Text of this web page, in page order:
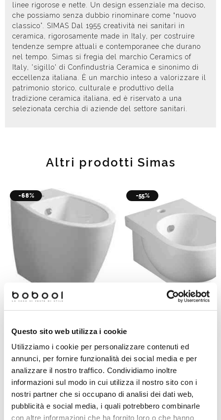
Questo sito web utilizza i cookie
Utilizziamo i cookie per personalizzare contenuti ed
annunci, per fornire funzionalità dei social media e per
analizzare il nostro traffico. Condividiamo inoltre
informazioni sul modo in cui utilizza il nostro sito con i
nostri partner che si occupano di analisi dei dati web,
pubblicità e social media, i quali potrebbero combinarle
con altre informazioni che ha fornito loro o che hanno
linee rigorose e nette. Un design essenziale ma deciso,
che possiamo senza dubbio rinominare come “nuovo
classico”. SIMAS Dal 1955 creatività nei sanitari in
ceramica, rigorosamente made in Italy, per costruire
tendenze sempre attuali e contemporanee che durano
nel tempo. Simas si fregia del marchio Ceramics of
Italy, 'sigillo' di Confindustria Ceramica e sinonimo di
eccellenza italiana. È un marchio inteso a valorizzare il
patrimonio storico, culturale e produttivo della
tradizione ceramica italiana, ed è riservato a una
selezionata cerchia di aziende del settore sanitari.
Altri prodotti Simas
-68%
Bidet a terra filomuro monoforo
Vignoni - Simas
€ 588,04 € 190,00
-55%
€ 379,42 € 169,00
Prodotti simili